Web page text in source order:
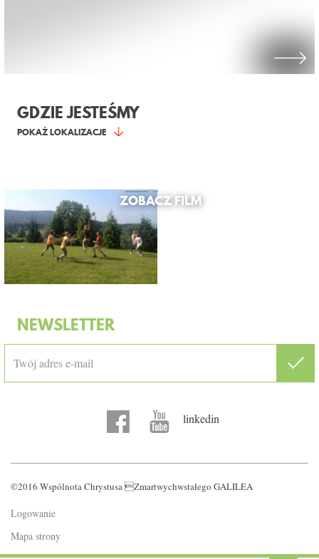
GDZIE JESTEŚMY
POKAŻ LOKALIZACJE
ŚWIADECTW
WIĘCEJ
NEWSLETTER
linkedin
©2016 Wspólnota Chrystusa Zmartwychwstałego GALILEA
Logowanie
Mapa strony